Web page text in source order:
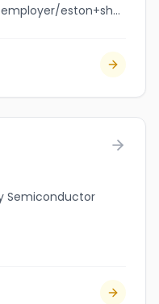
jobbank.gc.ca/browsejobs/employer/eston+sheet+metal+%281981%29+ltd/ca
Semiconductor